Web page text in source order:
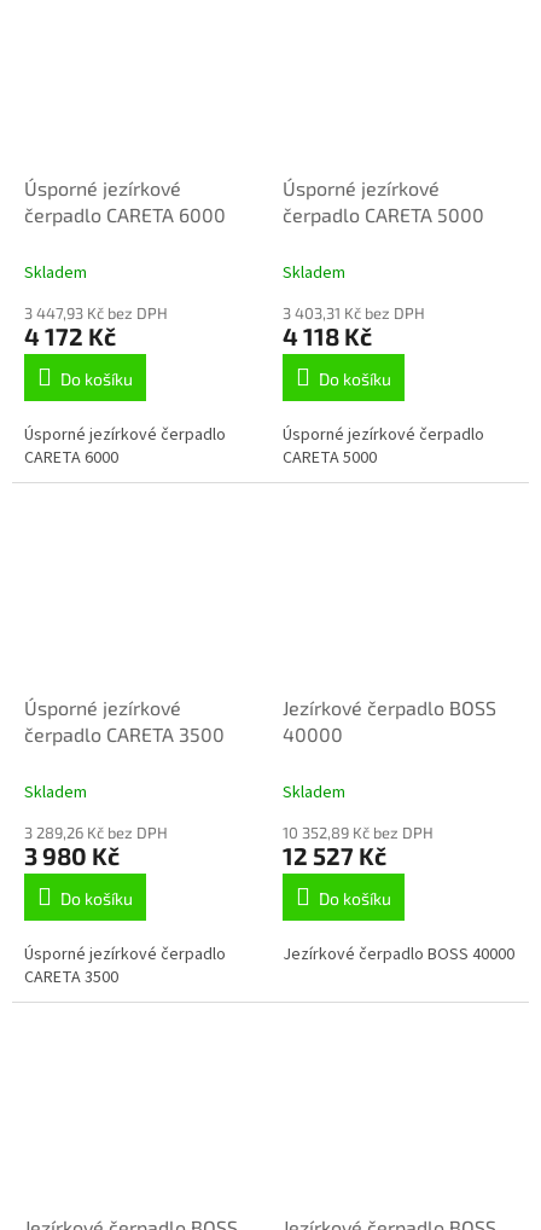
Úsporné jezírkové
čerpadlo CARETA 6000
Skladem
3 447,93 Kč bez DPH
4 172 Kč
Do košíku
Úsporné jezírkové čerpadlo
CARETA 6000
Úsporné jezírkové
čerpadlo CARETA 5000
Skladem
3 403,31 Kč bez DPH
4 118 Kč
Do košíku
Úsporné jezírkové čerpadlo
CARETA 5000
Úsporné jezírkové
čerpadlo CARETA 3500
Skladem
3 289,26 Kč bez DPH
3 980 Kč
Do košíku
Úsporné jezírkové čerpadlo
CARETA 3500
Jezírkové čerpadlo BOSS
40000
Skladem
10 352,89 Kč bez DPH
12 527 Kč
Do košíku
Jezírkové čerpadlo BOSS 40000